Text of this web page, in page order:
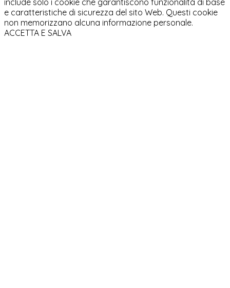
e caratteristiche di sicurezza del sito Web. Questi cookie
non memorizzano alcuna informazione personale.
ACCETTA E SALVA